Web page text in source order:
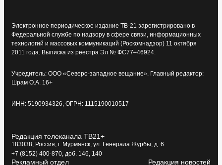
Электронное периодическое издание ТВ-21 зарегистрировано в
Федеральной службе по надзору в сфере связи, информационных
технологий и массовых коммуникаций (Роскомнадзор) 11 октября
2011 года. Выписка из реестра Эл № ФС77–46924.
Учредитель: ООО «Северо-западное вещание». Главный редактор:
Шрам О.А. 16+
ИНН: 5190934326, ОГРН: 1115190010517
Редакция телеканала ТВ21+
183038, Россия, г. Мурманск, ул. Генерала Журбы, д. 6
+7 (8152) 400-870, доб. 146, 140
Рекламный отдел Редакция новостей